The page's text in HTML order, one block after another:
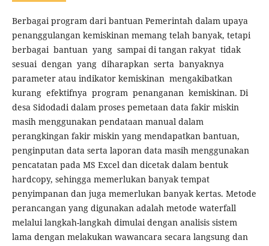
Berbagai program dari bantuan Pemerintah dalam upaya
penanggulangan kemiskinan memang telah banyak, tetapi
berbagai bantuan yang sampai di tangan rakyat tidak
sesuai dengan yang diharapkan serta banyaknya
parameter atau indikator kemiskinan mengakibatkan
kurang efektifnya program penanganan kemiskinan. Di
desa Sidodadi dalam proses pemetaan data fakir miskin
masih menggunakan pendataan manual dalam
perangkingan fakir miskin yang mendapatkan bantuan,
penginputan data serta laporan data masih menggunakan
pencatatan pada MS Excel dan dicetak dalam bentuk
hardcopy, sehingga memerlukan banyak tempat
penyimpanan dan juga memerlukan banyak kertas. Metode
perancangan yang digunakan adalah metode waterfall
melalui langkah-langkah dimulai dengan analisis sistem
lama dengan melakukan wawancara secara langsung dan